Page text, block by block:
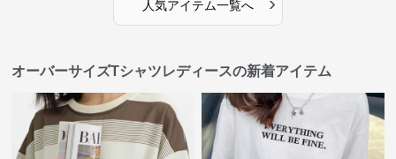
人気アイテム一覧へ
オーバーサイズTシャツレディースの新着アイテム